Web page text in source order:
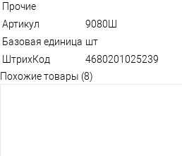
Прочие
Артикул
9080Ш
Базовая единица шт
ШтрихКод
4680201025239
Похожие товары (8)